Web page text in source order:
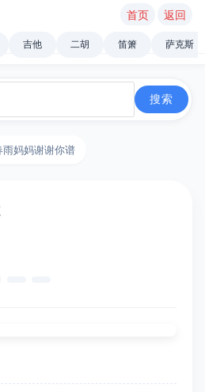
首页 返回
吉他 二胡 笛箫 萨克斯
雨妈妈谢谢你谱